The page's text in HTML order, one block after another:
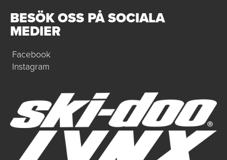
BESÖK OSS PÅ SOCIALA
MEDIER
Facebook
Instagram